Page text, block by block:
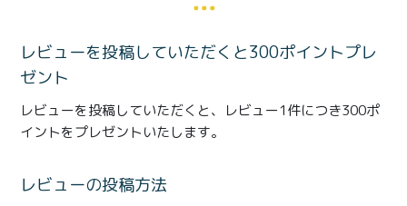
とろ生ガトーショコラ
セット
とろ生チーズケーキ
濃抹茶とろ生ガトーシ
ョコラ
クッキー缶
レビューを投稿していただくと300ポイントプレ
ゼント
レビューを投稿していただくと、レビュー1件につき300ポ
イントをプレゼントいたします。
レビューの投稿方法